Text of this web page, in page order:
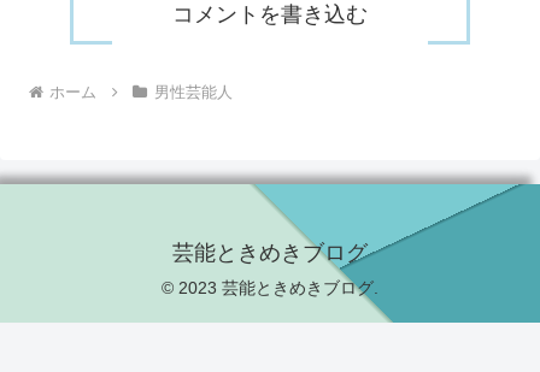
コメントを書き込む
ホーム 男性芸能人
芸能ときめきブログ
© 2023 芸能ときめきブログ.